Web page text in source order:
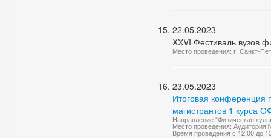
22.05.2023
XХVI Фестиваль вузов
Место проведения: г. Санкт-
23.05.2023
Итоговая конференция
магистрантов 1 курса
Направление "Физическая
Место проведения:
Время проведения с 12:00 до